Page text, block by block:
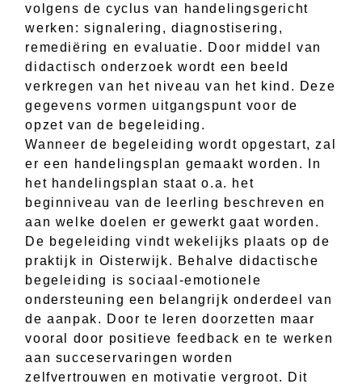
volgens de cyclus van handelingsgericht
werken: signalering, diagnostisering,
remediëring en evaluatie. Door middel van
didactisch onderzoek wordt een beeld
verkregen van het niveau van het kind. Deze
gegevens vormen uitgangspunt voor de
opzet van de begeleiding.
Wanneer de begeleiding wordt opgestart, zal
er een handelingsplan gemaakt worden. In
het handelingsplan staat o.a. het
beginniveau van de leerling beschreven en
aan welke doelen er gewerkt gaat worden.
De begeleiding vindt wekelijks plaats op de
praktijk in Oisterwijk. Behalve didactische
begeleiding is sociaal-emotionele
ondersteuning een belangrijk onderdeel van
de aanpak. Door te leren doorzetten maar
vooral door positieve feedback en te werken
aan succeservaringen worden
zelfvertrouwen en motivatie vergroot. Dit